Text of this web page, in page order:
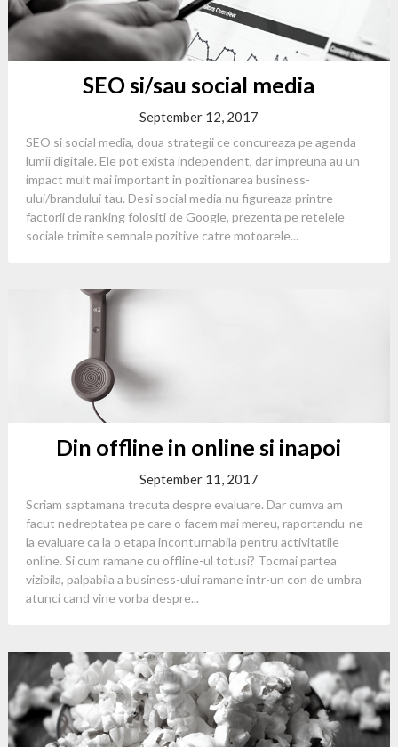
SEO si/sau social media
September 12, 2017
SEO si social media, doua strategii ce concureaza pe agenda
lumii digitale. Ele pot exista independent, dar impreuna au un
impact mult mai important in pozitionarea business-
ului/brandului tau. Desi social media nu figureaza printre
factorii de ranking folositi de Google, prezenta pe retelele
sociale trimite semnale pozitive catre motoarele...
Din offline in online si inapoi
September 11, 2017
Scriam saptamana trecuta despre evaluare. Dar cumva am
facut nedreptatea pe care o facem mai mereu, raportandu-ne
la evaluare ca la o etapa inconturnabila pentru activitatile
online. Si cum ramane cu offline-ul totusi? Tocmai partea
vizibila, palpabila a business-ului ramane intr-un con de umbra
atunci cand vine vorba despre...